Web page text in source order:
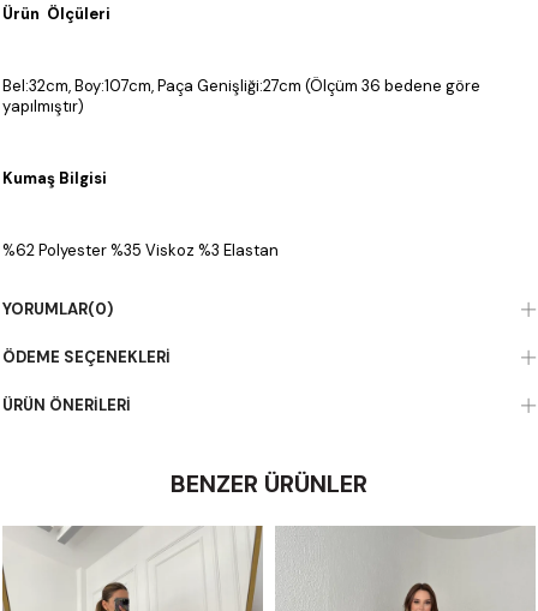
Ürün Ölçüleri
Bel:32cm, Boy:107cm, Paça Genişliği:27cm (Ölçüm 36 bedene göre
yapılmıştır)
Kumaş Bilgisi
%62 Polyester %35 Viskoz %3 Elastan
YORUMLAR(0)
ÖDEME SEÇENEKLERI
ÜRÜN ÖNERILERI
BENZER ÜRÜNLER